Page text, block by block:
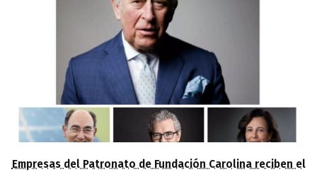
Empresas del Patronato de Fundación Carolina reciben el